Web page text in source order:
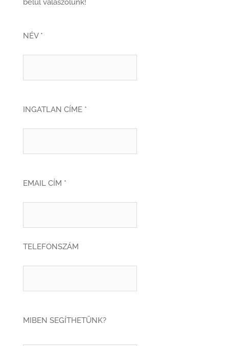
belül válaszolunk!
NÉV *
INGATLAN CÍME *
EMAIL CÍM *
TELEFONSZÁM
MIBEN SEGÍTHETÜNK?